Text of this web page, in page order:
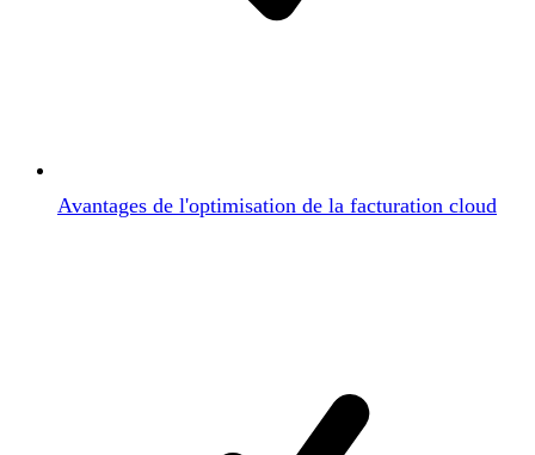
Avantages de l'optimisation de la facturation cloud